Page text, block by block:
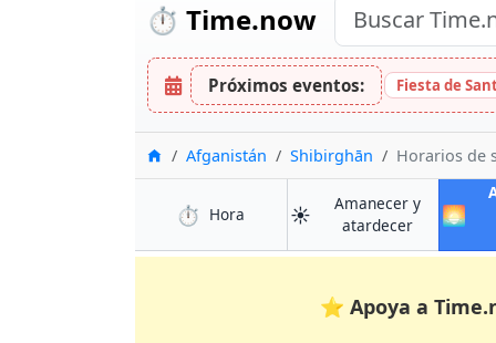
⏱️ Time.now
Próximos eventos: Fiesta de
InicioAfganistán Shibirghān Horarios de
⏱️ Hora en Shibirghān
☀️
Amanecer y
atardeceren 🌅
⭐ Apoya a